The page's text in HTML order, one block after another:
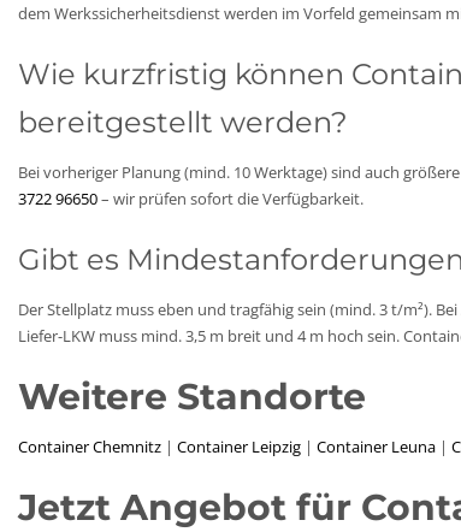
dem Werkssicherheitsdienst werden im Vorfeld gemeinsam
Wie kurzfristig können
bereitgestellt werden?
Bei vorheriger Planung (mind. 10 Werktage) sind auch
3722 96650– wir prüfen sofort die Verfügbarkeit.
Gibt es
Der Stellplatz muss eben und tragfähig sein (mind. 3 t/m²).
Liefer-LKW muss mind. 3,5 m breit und 4 m hoch sein.
Weitere Standorte
Container Chemnitz | Container Leipzig | Container Leuna |
Jetzt Angebot für